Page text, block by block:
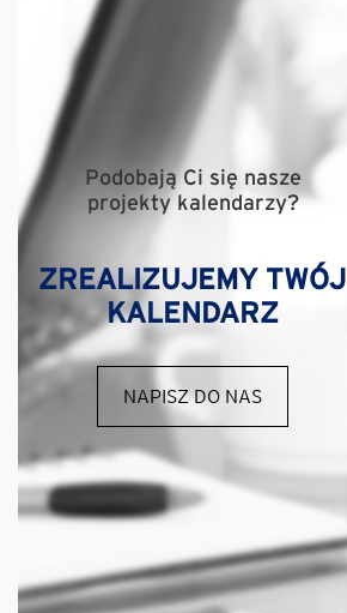
Podobają Ci się nasze
projekty kalendarzy?
ZREALIZUJEMY TWÓJ
KALENDARZ
NAPISZ DO NAS